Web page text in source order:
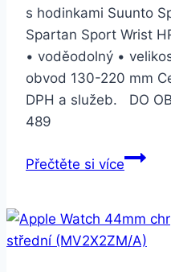
s hodinkami Suunto
Spartan Sport Wrist
• voděodolný •
obvod 130-220 mm
DPH a služeb. DO
489
Přečtěte si víceSuunto
S
a